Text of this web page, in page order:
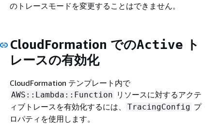
のトレースモードを変更することはできません。
CloudFormation でのActive ト
レースの有効化
CloudFormation テンプレート内で
AWS::Lambda::Function リソースに対するアクテ
ィブトレースを有効化するには、
TracingConfig プ
ロパティを使用します。